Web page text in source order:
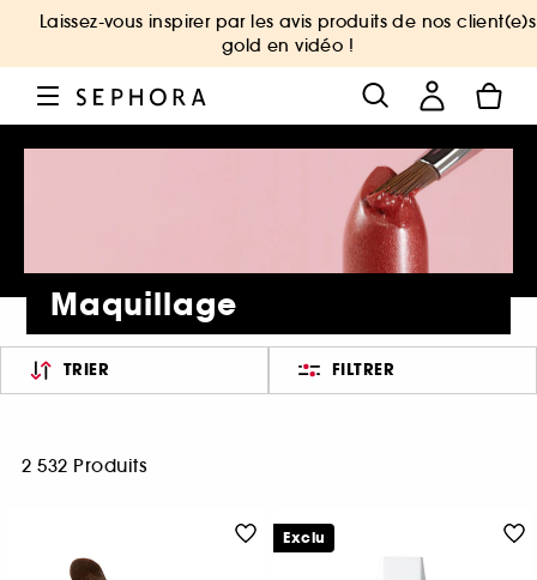
Laissez-vous inspirer par les avis produits de nos client(e)s
gold en vidéo !
Maquillage
TRIER FILTRER
2 532 Produits
Exclu